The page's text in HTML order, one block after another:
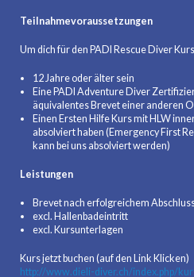
Teilnahmevoraussetzungen
Um dich für den PADI Rescue Diver
12 Jahre oder älter sein
Eine PADI Adventure Diver
äquivalentes Brevet einer anderen
Einen Ersten Hilfe Kurs mit HLW
absolviert haben (Emergency First
kann bei uns absolviert werden)
Leistungen
Brevet nach erfolgreichem
excl. Hallenbadeintritt
excl. Kursunterlagen
Kurs jetzt buchen (auf den Link Klicken)
http://www.dieli-diver.ch/index.php/